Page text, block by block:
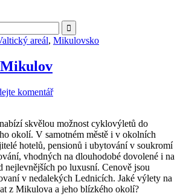
areál, Mikulovsko
komentář
skvělou možnost cyklovýletů do
okolí. V samotném městě i v okolních
hotelů, pensionů i ubytování v soukromí
vhodných na dlouhodobé dovolené i na
nejlevnějších po luxusní. Cenově jsou
v nedalekých Lednicích. Jaké výlety na
z Mikulova a jeho blízkého okolí?